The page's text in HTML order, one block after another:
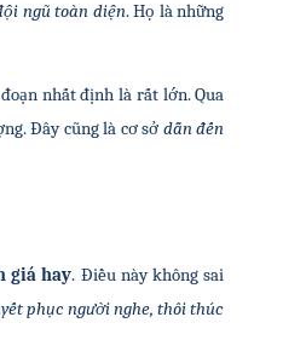
ngũ toàn diện. Họ là những
nhất định là rất lớn. Qua
Đây cũng là cơ sở dẫn đến
giá hay. Điều này không sai
phục người nghe, thôi thúc